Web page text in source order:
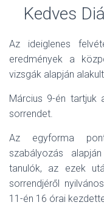
Kedves
Az ideiglenes
eredmények a
vizsgák alapján
Március 9-én tartjuk
sorrendet.
Az egyforma
szabályozás
tanulók, az ezek
sorrendjéről
11-én 16 órai